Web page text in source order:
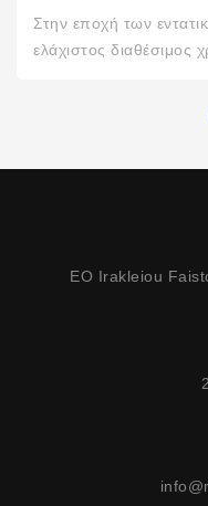
Στην εποχή των
ελάχιστος διαθέσιμος
EO Irakleiou